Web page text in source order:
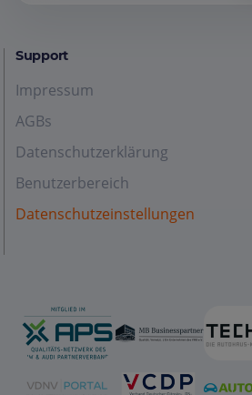
Support
Impressum
AGBs
Datenschutzerklärung
Benutzerbereich
Datenschutzeinstellungen